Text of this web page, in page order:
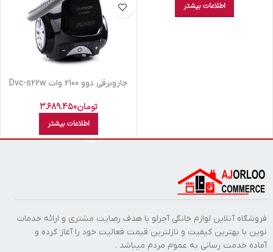
اطلاعات بیشتر
جاروبرقي دوو 2100 وات Dvc-s22w
تومان3.689.450
اطلاعات بیشتر
فروشگاه آنلاین لوازم خانگی آجرلو با هدف رضایت مشتری و ارائه خدمات
نوین با بهترین کیفیت و نازلترین قیمت فعالیت خود را آغاز کرده و
آماده خدمت رسانی به عموم مردم میباشد .